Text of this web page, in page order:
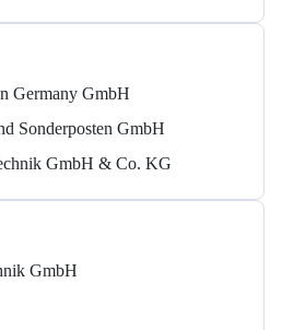
Germany GmbH
Sonderposten GmbH
GmbH & Co. KG
GmbH